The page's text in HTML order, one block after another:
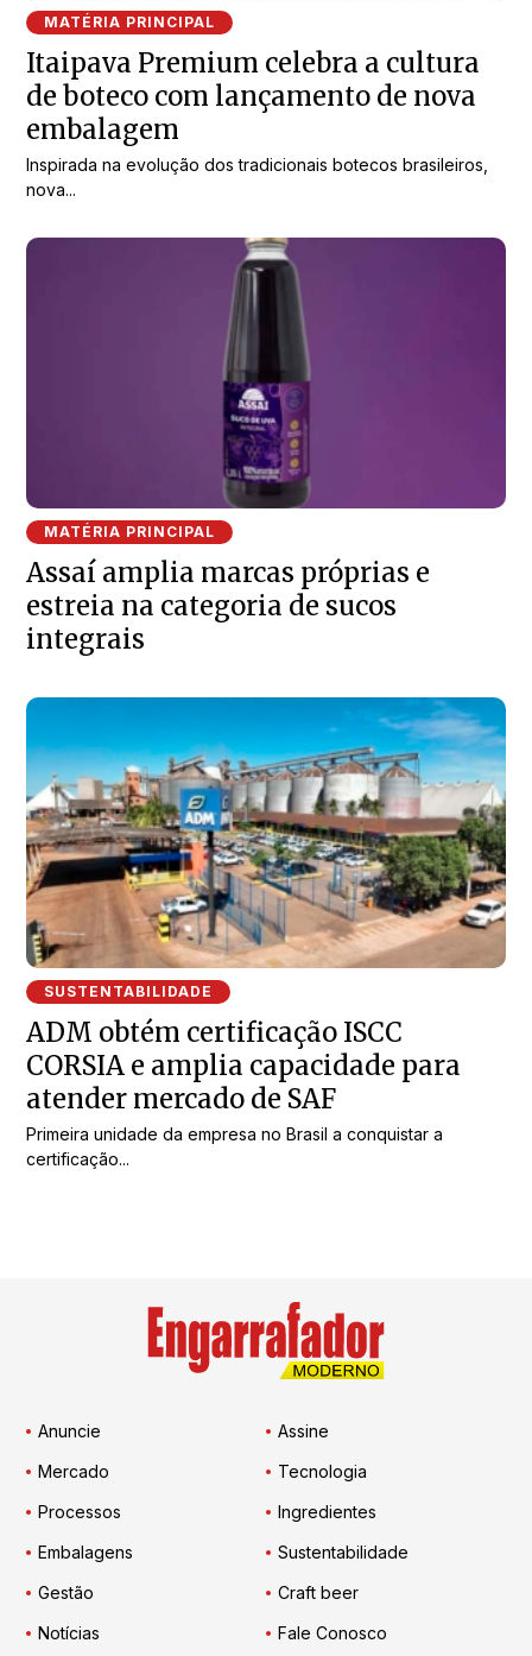
MATÉRIA PRINCIPAL
Itaipava Premium celebra a cultura
de boteco com lançamento de nova
embalagem
Inspirada na evolução dos tradicionais botecos brasileiros,
nova...
MATÉRIA PRINCIPAL
Assaí amplia marcas próprias e
estreia na categoria de sucos
integrais
SUSTENTABILIDADE
ADM obtém certificação ISCC
CORSIA e amplia capacidade para
atender mercado de SAF
Primeira unidade da empresa no Brasil a conquistar a
certificação...
Anuncie
Assine
Mercado
Tecnologia
Processos
Ingredientes
Embalagens
Sustentabilidade
Gestão
Craft beer
Notícias
Fale Conosco